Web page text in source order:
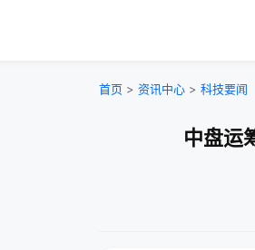
首页 > 资讯中心 > 科技要闻
中盘运